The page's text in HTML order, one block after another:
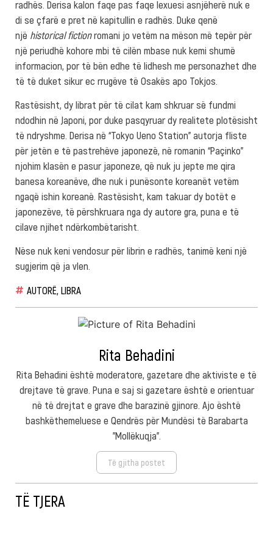
radhës. Derisa kalon faqe pas faqe lexuesi asnjëherë nuk e
di se çfarë e pret në kapitullin e radhës. Duke qenë
një historical fictionromani jo vetëm na mëson më tepër për
një periudhë kohore mbi të cilën mbase nuk kemi shumë
informacion, por të bën edhe të lidhesh me personazhet dhe
të të duket sikur ec rrugëve të Osakës apo Tokjos.
Rastësisht, dy librat për të cilat kam shkruar së fundmi
ndodhin në Japoni, por duke pasqyruar dy realitete plotësisht
të ndryshme. Derisa në “Tokyo Ueno Station” autorja fliste
për jetën e të pastrehëve japonezë, në romanin “Paçinko”
njohim klasën e pasur japoneze, që nuk ju jepte me qira
banesa koreanëve, dhe nuk i punësonte koreanët vetëm
ngaqë ishin koreanë. Rastësisht, kam takuar dy botët e
japonezëve, të përshkruara nga dy autore gra, puna e të
cilave njihet ndërkombëtarisht.
Nëse nuk keni vendosur për librin e radhës, tanimë keni një
sugjerim që ja vlen.
AUTORË LIBRA
Rita Behadini
Rita Behadini është moderatore, gazetare dhe aktiviste e të
drejtave të grave. Puna e saj si gazetare është e orientuar
në të drejtat e grave dhe barazinë gjinore. Ajo është
bashkëthemeluese e Qendrës për Mundësi të Barabarta
"Mollëkuqja".
Të gjitha postet
TË TJERA